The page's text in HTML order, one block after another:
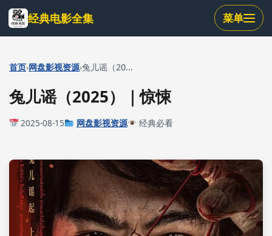
跳
到
主
内
经典电影全集 菜单
首页›网盘影视资源›兔儿谣（20...
兔儿谣（2025）｜惊悚
2025-08-15 网盘影视资源 经典必看